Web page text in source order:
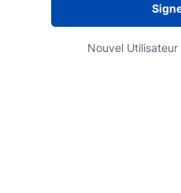
Nouvel Utilisateur